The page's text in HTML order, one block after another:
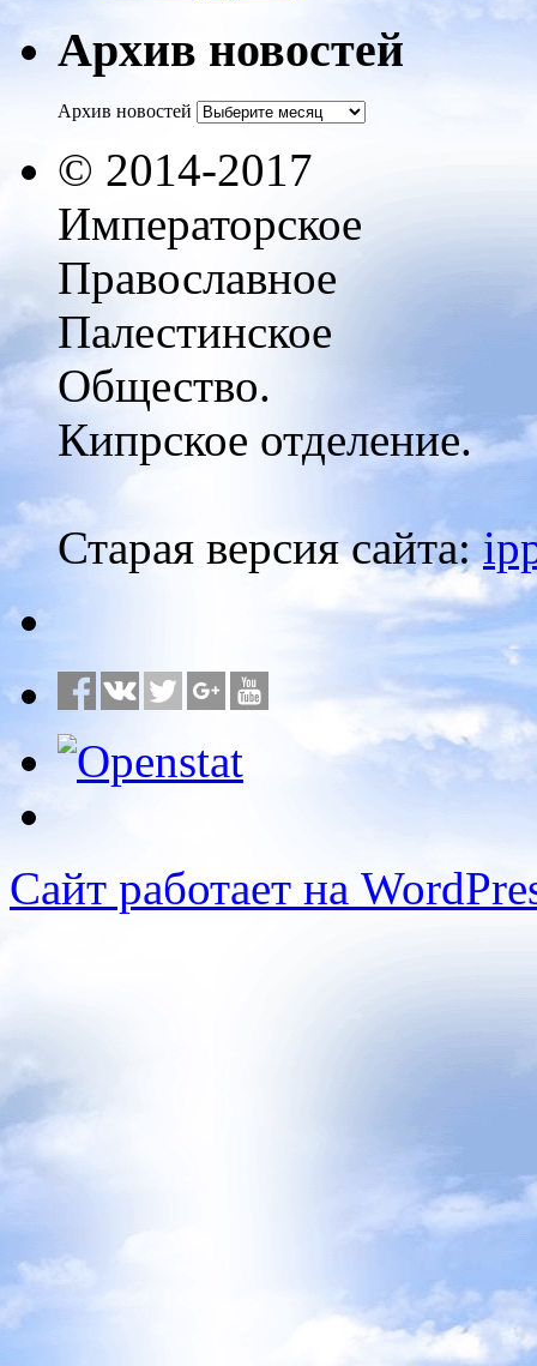
Архив новостей
Архив новостей
© 2014-2017
Императорское
Православное
Палестинское
Общество.
Кипрское отделение.
Старая версия сайта:
Сайт работает на